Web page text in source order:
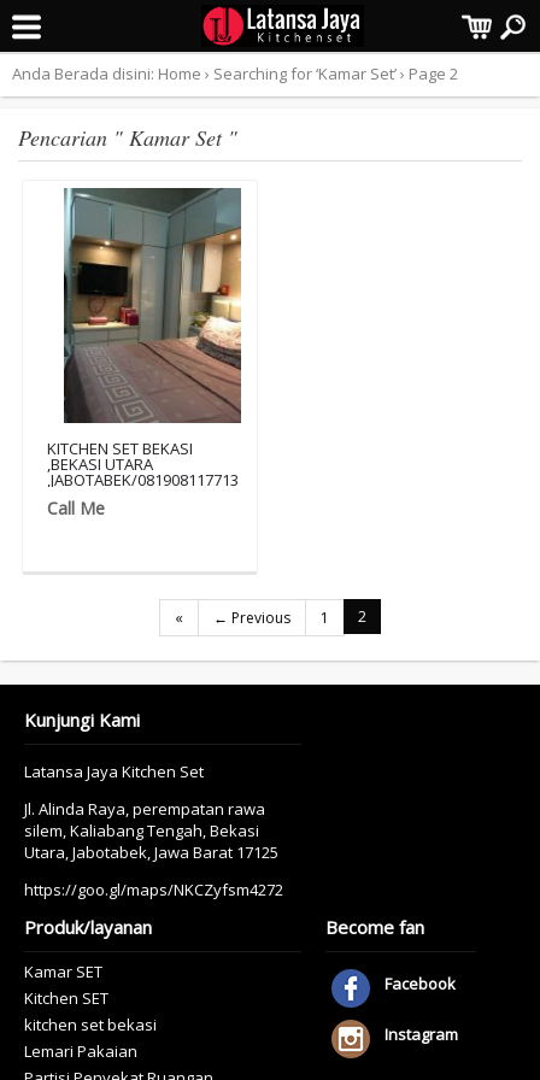
Terpopuler:
Anda Berada disini: Home › Searching for ‘Kamar Set’› Page 2
Pencarian " Kamar Set "
KITCHEN SET BEKASI
,BEKASI UTARA
,JABOTABEK/081908117713
Call Me
« ← Previous 1 2
Kunjungi Kami
Latansa Jaya Kitchen Set
Jl. Alinda Raya, perempatan rawa
silem, Kaliabang Tengah, Bekasi
Utara, Jabotabek, Jawa Barat 17125
https://goo.gl/maps/NKCZyfsm4272
Produk/layanan
Kamar SET
Kitchen SET
kitchen set bekasi
Lemari Pakaian
Become fan
Facebook
Instagram